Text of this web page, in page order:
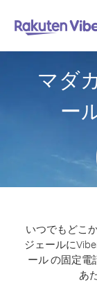
マダ
ー
いつでもどこ
ジェールに
ール の固定電
あ